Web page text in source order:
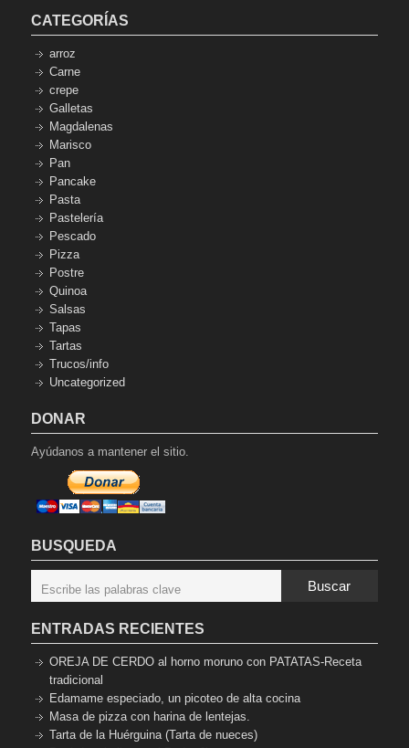
CATEGORÍAS
arroz
Carne
crepe
Galletas
Magdalenas
Marisco
Pan
Pancake
Pasta
Pastelería
Pescado
Pizza
Postre
Quinoa
Salsas
Tapas
Tartas
Trucos/info
Uncategorized
DONAR
Ayúdanos a mantener el sitio.
BUSQUEDA
Buscar
ENTRADAS RECIENTES
OREJA DE CERDO al horno moruno con PATATAS-Receta
tradicional
Edamame especiado, un picoteo de alta cocina
Masa de pizza con harina de lentejas.
Tarta de la Huérguina (Tarta de nueces)